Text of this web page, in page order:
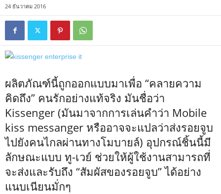
24 ธันวาคม 2016
ผลิตภัณฑ์นี้ถูกออกแบบมาเพื่อ “คลายความ
คิดถึง” คนรักอย่างแท้จริง มันชื่อว่า
Kissenger (มันมาจากการเล่นคำว่า Mobile
kiss messanger หรืออาจจะแปลว่าส่งรอยจูบ
ไปยังคนไกลผ่านทางโมบายล์) อุปกรณ์ชิ้นนี้มี
ลักษณะแบบ ทู-เวย์ ช่วยให้ผู้ใช้งานสามารถที่
จะส่งและรับถึง “สัมผัสของรอยจูบ” ได้อย่าง
แนบเนียนมั่กๆ